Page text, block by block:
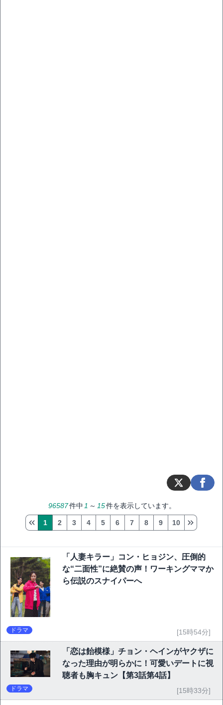
96587件中 1 ～ 15件を表示しています。
1 2 3 4 5 6 7 8 9 10
「人妻キラー」コン・ヒョジン、圧倒的
な“二面性”に絶賛の声！ワーキングママか
ら伝説のスナイパーへ
ドラマ [15時54分]
「恋は飴模様」チョン・ヘインがヤクザに
なった理由が明らかに！可愛いデートに視
聴者も胸キュン【第3話第4話】
ドラマ [15時33分]